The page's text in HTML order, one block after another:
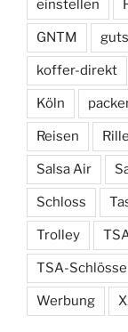
einstellen
GNTM
koffer-direkt
Köln
Reisen
Salsa Air
Schloss
Trolley
TSA-
Werbung